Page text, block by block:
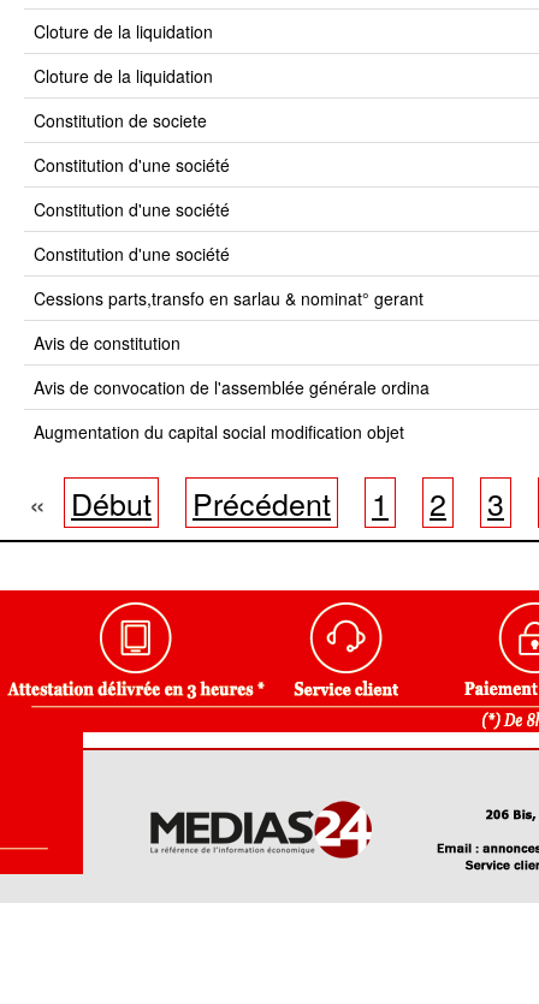
cloture de la liquidation
cloture de la liquidation
constitution de societe
constitution d'une société
constitution d'une société
constitution d'une société
cessions parts,transfo en sarlau & nominat° gerant
avis de constitution
avis de convocation de l'assemblée générale ordina
augmentation du capital social modification objet
« Début Précédent 1 2 3